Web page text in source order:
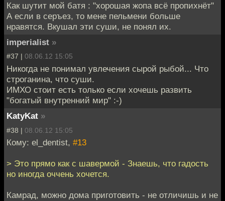
Как шутит мой батя : "хорошая жопа всё пропихнёт"
А если в серъез, то мене пельмени больше
нравятся. Вкушал эти суши, не понял их.
imperialist »
#37 | 08.06.12 15:05
Никогда не понимал увлечения сырой рыбой... Что
строганина, что суши.
ИМХО стоит есть только если хочешь развить
"богатый внутренний мир" :-)
KatyKat »
#38 | 08.06.12 15:05
Кому: el_dentist, #13
> Это прямо как с шавермой - Знаешь, что гадость
но иногда оччень хочется.
Камрад, можно дома приготовить - не отличишь и не